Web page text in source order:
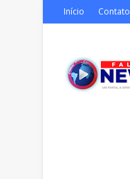
Início Contato